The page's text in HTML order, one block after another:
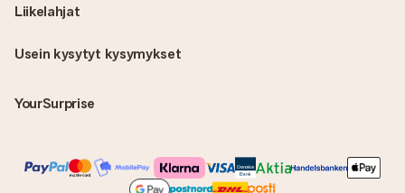
Usein kysytyt kysymykset
YourSurprise
Liikelahjat